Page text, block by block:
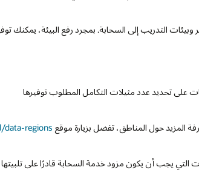
وبيئات التدريب إلى السحابة. بمجرد رفع البيئة، يمكنك
على تحديد عدد مثيلات التكامل المطلوب توفيرها
المزيد حول المناطق، تفضل بزيارة موقع regions/
يجب أن يكون مزود خدمة السحابة قادرًا على تلبيتها